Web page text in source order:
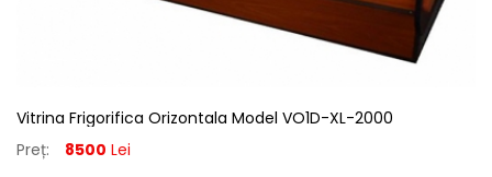
Vitrina Frigorifica Orizontala Model VO1D-XL-2000
Preț:
8500 Lei